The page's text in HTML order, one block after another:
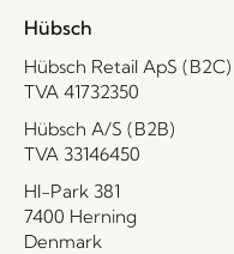
Hübsch
Hübsch Retail ApS (B2C)
TVA 41732350
Hübsch A/S (B2B)
TVA 33146450
HI-Park 381
7400 Herning
Denmark